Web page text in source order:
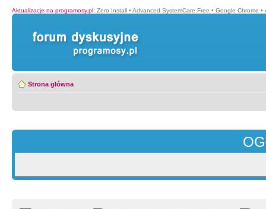
Aktualizacje na programosy.pl: Zero Install • Advanced SystemCare Free • Google Chrome •
Strona główna